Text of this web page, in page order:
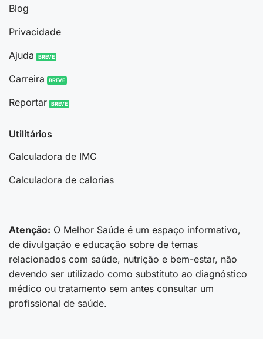
Blog
Privacidade
Ajuda
Carreira
Reportar
Utilitários
Calculadora de IMC
Calculadora de calorias
Atenção: O Melhor Saúde é um espaço informativo,
de divulgação e educação sobre de temas
relacionados com saúde, nutrição e bem-estar, não
devendo ser utilizado como substituto ao diagnóstico
médico ou tratamento sem antes consultar um
profissional de saúde.